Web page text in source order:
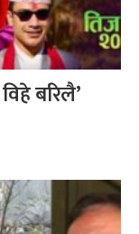
बरिलै’